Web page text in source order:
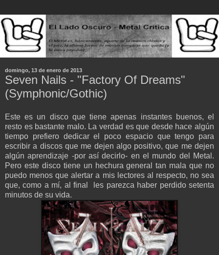
domingo, 13 de enero de 2013
Seven Nails - "Factory Of Dreams"
(Symphonic/Gothic)
Este es un disco que tiene apenas instantes buenos, el
resto es bastante malo. La verdad es que desde hace algún
tiempo prefiero dedicar el poco espacio que tengo para
escribir a discos que me dejen algo positivo, que me dejen
algún aprendizaje -por así decirlo- en el mundo del Metal.
Pero este disco tiene un hechura general tan mala que no
puedo menos que alertar a mis lectores al respecto, no sea
que, como a mí, al final les parezca haber perdido setenta
minutos de su vida.